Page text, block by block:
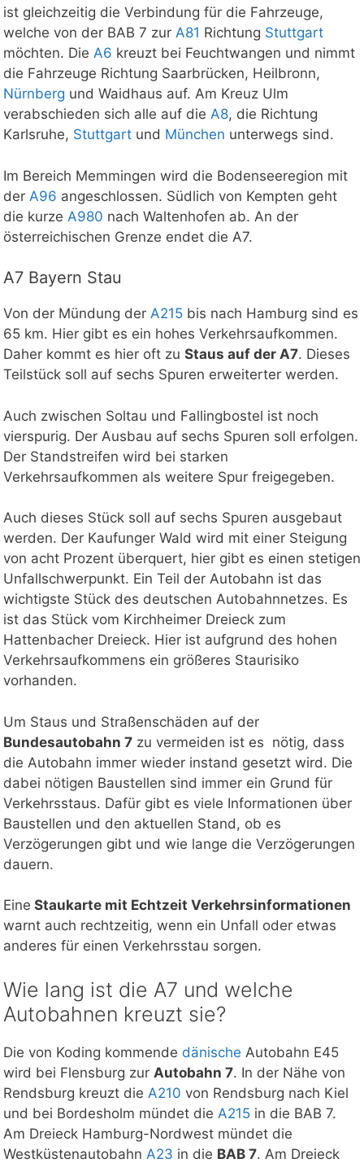
ist gleichzeitig die Verbindung für die Fahrzeuge,
welche von der BAB 7 zur A81 Richtung Stuttgart
möchten. Die A6 kreuzt bei Feuchtwangen und nimmt
die Fahrzeuge Richtung Saarbrücken, Heilbronn,
Nürnberg und Waidhaus auf. Am Kreuz Ulm
verabschieden sich alle auf die A8, die Richtung
Karlsruhe, Stuttgart und München unterwegs sind.
Im Bereich Memmingen wird die Bodenseeregion mit
der A96 angeschlossen. Südlich von Kempten geht
die kurze A980 nach Waltenhofen ab. An der
österreichischen Grenze endet die A7.
A7 Bayern Stau
Von der Mündung der A215 bis nach Hamburg sind es
65 km. Hier gibt es ein hohes Verkehrsaufkommen.
Daher kommt es hier oft zu Staus auf der A7. Dieses
Teilstück soll auf sechs Spuren erweiterter werden.
Auch zwischen Soltau und Fallingbostel ist noch
vierspurig. Der Ausbau auf sechs Spuren soll erfolgen.
Der Standstreifen wird bei starken
Verkehrsaufkommen als weitere Spur freigegeben.
Auch dieses Stück soll auf sechs Spuren ausgebaut
werden. Der Kaufunger Wald wird mit einer Steigung
von acht Prozent überquert, hier gibt es einen stetigen
Unfallschwerpunkt. Ein Teil der Autobahn ist das
wichtigste Stück des deutschen Autobahnnetzes. Es
ist das Stück vom Kirchheimer Dreieck zum
Hattenbacher Dreieck. Hier ist aufgrund des hohen
Verkehrsaufkommens ein größeres Staurisiko
vorhanden.
Um Staus und Straßenschäden auf der
Bundesautobahn 7 zu vermeiden ist es nötig, dass
die Autobahn immer wieder instand gesetzt wird. Die
dabei nötigen Baustellen sind immer ein Grund für
Verkehrsstaus. Dafür gibt es viele Informationen über
Baustellen und den aktuellen Stand, ob es
Verzögerungen gibt und wie lange die Verzögerungen
dauern.
Eine Staukarte mit Echtzeit Verkehrsinformationen
warnt auch rechtzeitig, wenn ein Unfall oder etwas
anderes für einen Verkehrsstau sorgen.
Wie lang ist die A7 und welche
Autobahnen kreuzt sie?
Die von Koding kommende dänische Autobahn E45
wird bei Flensburg zur Autobahn 7. In der Nähe von
Rendsburg kreuzt die A210 von Rendsburg nach Kiel
und bei Bordesholm mündet die A215 in die BAB 7.
Am Dreieck Hamburg-Nordwest mündet die
Westküstenautobahn A23 in die BAB 7. Am Dreieck